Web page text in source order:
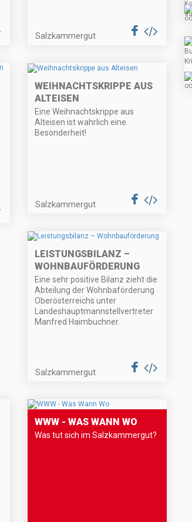
Salzkammergut
WEIHNACHTSKRIPPE AUS
ALTEISEN
Eine Weihnachtskrippe aus
Alteisen ist wahrlich eine
Besonderheit!
Salzkammergut
LEISTUNGSBILANZ –
WOHNBAUFÖRDERUNG
Eine sehr positive Bilanz zieht die
Abteilung der Wohnbaförderung
Oberösterreichs unter
Landeshauptmannstellvertreter
Manfred Haimbuchner.
Salzkammergut
WWW - WAS WANN WO
Was tut sich im Salzkammergut?